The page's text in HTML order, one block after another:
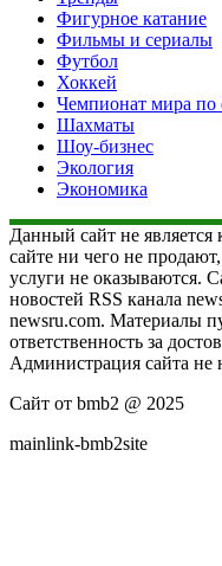
Фигурное катание
Фильмы и сериалы
Футбол
Хоккей
Чемпионат мира по
Шахматы
Шоу-бизнес
Экология
Экономика
Данный сайт не
сайте ни чего не
услуги не оказываются.
новостей RSS канала
newsru.com. Материалы
ответственность за
Администрация сайта не
Сайт от bmb2 @ 2025
mainlink-bmb2site